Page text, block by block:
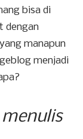
bisa di
dengan
manapun
menjadi